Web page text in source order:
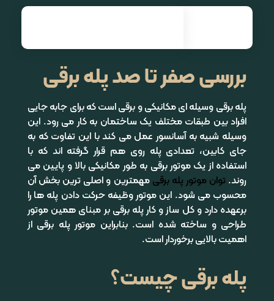
نصب و راه اندازی انواع آسانسور| آرنیک آسانسور
بررسی صفر تا صد پله برقی
پله برقی وسیله ای مکانیکی و برقی است که برای جابه جایی
افراد بین طبقات مختلف یک ساختمان به کار می رود. این
وسیله شبیه به آسانسور عمل می کند با این تفاوت که به
جای کابین، تعدادی پله روی هم قرار گرفته اند که با
استفاده از یک موتور برقی به طور مکانیکی بالا و پایین می
روند. توان موتور پله برقی مهمترین و اصلی ترین بخش آن
محسوب می شود. این موتور وظیفه حرکت دادن پله ها را
برعهده دارد و کل ساز و کار پله برقی بر مبنای همین موتور
طراحی و ساخته شده است. بنابراین موتور پله برقی از
اهمیت بالایی برخوردار است.
پله برقی چیست؟